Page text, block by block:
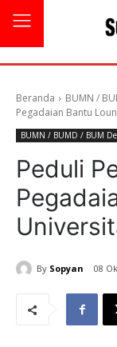
Beranda BUMN /
Pegadaian Bantu
BUMN / BUMD / BUM
Peduli
By Sopyan 08